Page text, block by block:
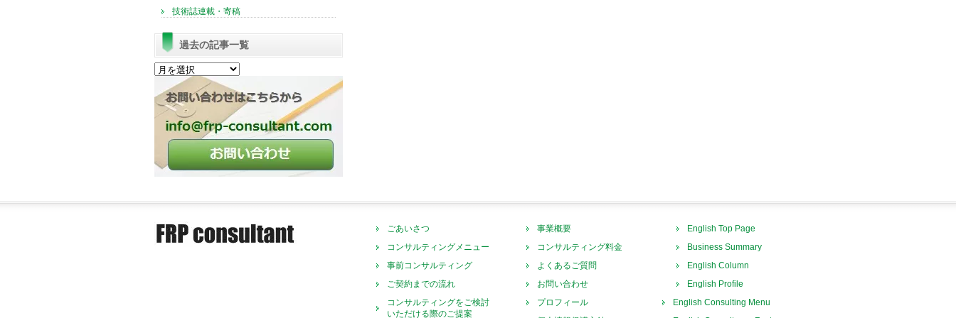
技術誌連載・寄稿
過去の記事一覧
過
去
記
事
ごあいさつ
コンサルティングメニュー
事前コンサルティング
ご契約までの流れ
コンサルティングをご検討
いただける際のご提案
事業概要
コンサルティング料金
よくあるご質問
お問い合わせ
プロフィール
English Top Page
Business Summary
English Column
English Profile
English Consulting Menu